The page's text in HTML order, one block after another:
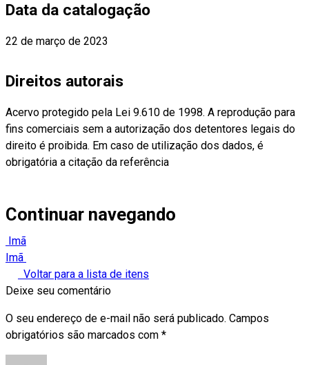
Data da catalogação
22 de março de 2023
Direitos autorais
Acervo protegido pela Lei 9.610 de 1998. A reprodução para
fins comerciais sem a autorização dos detentores legais do
direito é proibida. Em caso de utilização dos dados, é
obrigatória a citação da referência
Continuar navegando
Imã
Imã
Voltar para a lista de itens
Deixe seu comentário
O seu endereço de e-mail não será publicado. Campos
obrigatórios são marcados com *